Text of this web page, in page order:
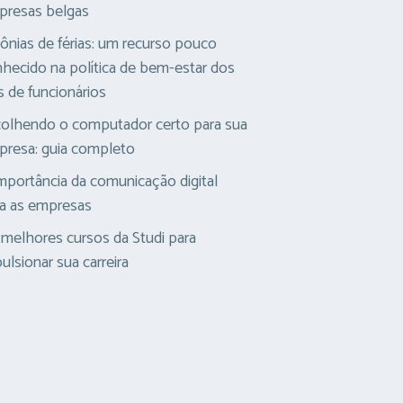
belgas
de férias: um recurso pouco
na política de bem-estar dos
de funcionários
o computador certo para sua
guia completo
da comunicação digital
as empresas
cursos da Studi para
sua carreira